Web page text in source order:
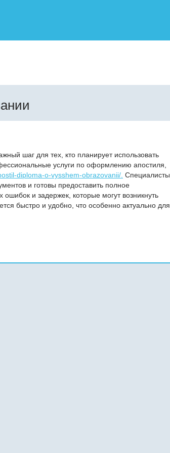
шаг для тех, кто планирует использовать
услуги по оформлению апостиля,
diploma-o-vysshem-obrazovanii/. Специалисты
и готовы предоставить полное
и задержек, которые могут возникнуть
быстро и удобно, что особенно актуально для